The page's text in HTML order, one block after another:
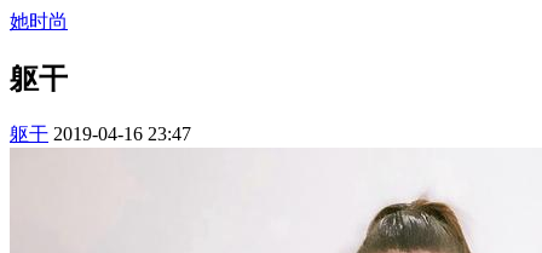
她时尚
躯干
躯干 2019-04-16 23:47